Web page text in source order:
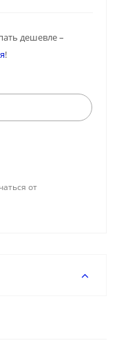
дешевле –
!
от